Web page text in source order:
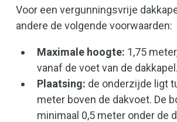
Voor een vergunningsvrije
andere de volgende voorwaarden:
Maximale hoogte: 1,75
vanaf de voet van de dakkapel.
Plaatsing: de onderzijde ligt
meter boven de dakvoet. De
minimaal 0,5 meter onder de